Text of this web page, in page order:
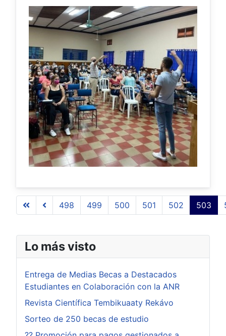
Página 503 de 509
498 499 500 501 502 503
Lo más visto
Entrega de Medias Becas a Destacados
Estudiantes en Colaboración con la ANR
Revista Científica Tembikuaaty Rekávo
Sorteo de 250 becas de estudio